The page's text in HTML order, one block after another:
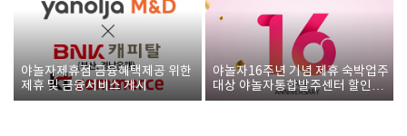
야놀자제휴점 금융혜택제공 위한
제휴 및 금융서비스 게시
야놀자16주년 기념 제휴 숙박업주
대상 야놀자통합발주센터 할인쿠
폰 증정